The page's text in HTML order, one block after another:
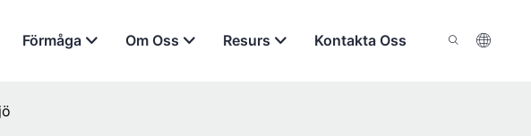
Förmåga Om Oss Resurs Kontakta Oss